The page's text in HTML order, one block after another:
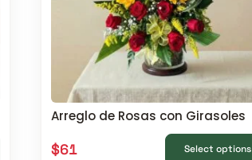
Arreglo de Rosas con Girasoles
$61 Select options